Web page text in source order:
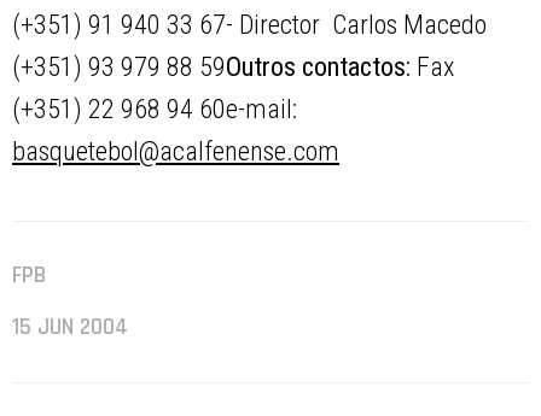
(+351) 91 940 33 67- Director  Carlos Macedo 
(+351) 93 979 88 59Outros contactos: Fax 
(+351) 22 968 94 60e-mail:
basquetebol@acalfenense.com
FPB
15 JUN 2004